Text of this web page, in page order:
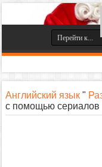
Английский язык "
с помощью сериалов